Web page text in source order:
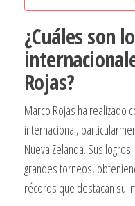
¿Cuáles son
Rojas?
Marco Rojas ha realizado
internacional,
Nueva Zelanda. Sus
grandes torneos,
récords que destacan su